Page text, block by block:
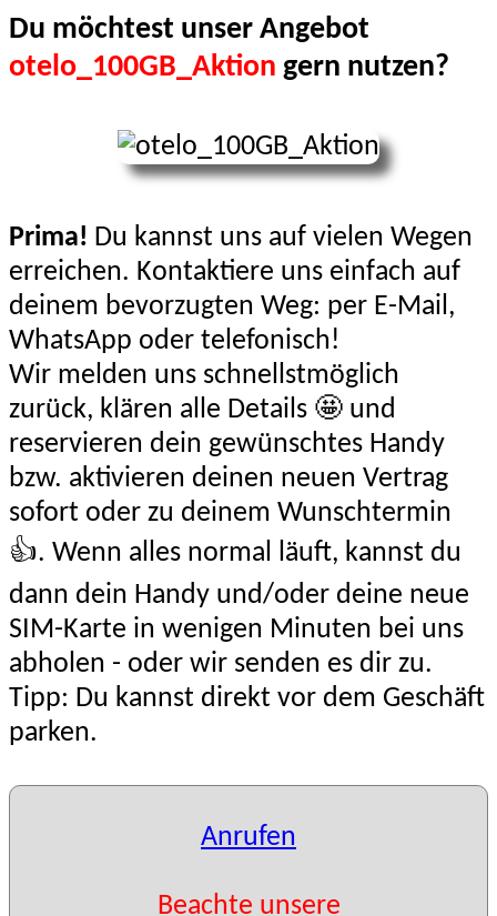
Du möchtest unser Angebot
otelo_100GB_Aktion gern nutzen?
Prima! Du kannst uns auf vielen Wegen
erreichen. Kontaktiere uns einfach auf
deinem bevorzugten Weg: per E-Mail,
WhatsApp oder telefonisch!
Wir melden uns schnellstmöglich
zurück, klären alle Details 🤩 und
reservieren dein gewünschtes Handy
bzw. aktivieren deinen neuen Vertrag
sofort oder zu deinem Wunschtermin
👍. Wenn alles normal läuft, kannst du
dann dein Handy und/oder deine neue
SIM-Karte in wenigen Minuten bei uns
abholen - oder wir senden es dir zu.
Tipp: Du kannst direkt vor dem Geschäft
parken.
Anrufen
Beachte unsere